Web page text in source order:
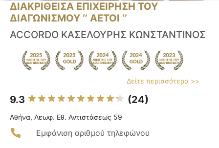
ΔΙΑΚΡΙΘΕΙΣΑ ΕΠΙΧΕΙΡΗΣΗ ΤΟΥ
ΔΙΑΓΩΝΙΣΜΟΥ ‘’ ΑΕΤΟΙ ‘’
ACCORDO ΚΑΣΕΛΟΥΡΗΣ ΚΩΝΣΤΑΝΤΙΝΟΣ
Δείτε περισσότερα >>
9.3 (24)
Αθήνα, Λεωφ. Εθ. Αντιστάσεως 59
Εμφάνιση αριθμού τηλεφώνου